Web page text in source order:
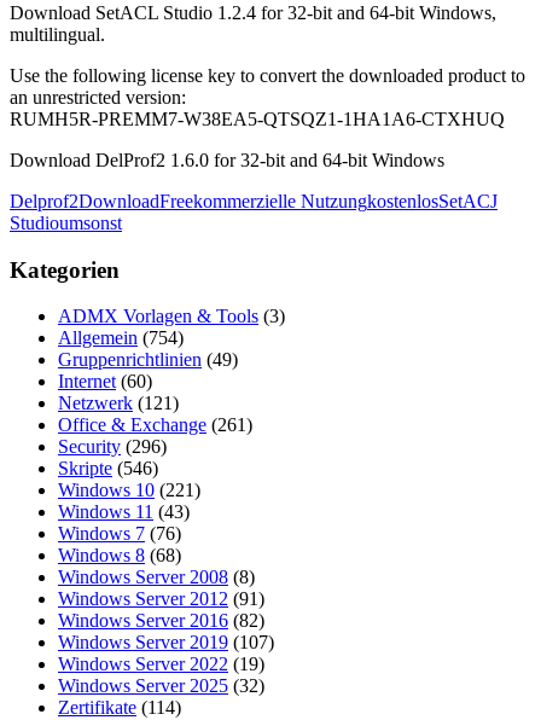
Download SetACL Studio 1.2.4 for 32-bit and 64-bit Windows,
multilingual.
Use the following license key to convert the downloaded product to
an unrestricted version:
RUMH5R-PREMM7-W38EA5-QTSQZ1-1HA1A6-CTXHUQ
Download DelProf2 1.6.0 for 32-bit and 64-bit Windows
Delprof2DownloadFreekommerzielle NutzungkostenlosSetACJ
Studioumsonst
Kategorien
ADMX Vorlagen & Tools (3)
Allgemein (754)
Gruppenrichtlinien (49)
Internet (60)
Netzwerk (121)
Office & Exchange (261)
Security (296)
Skripte (546)
Windows 10 (221)
Windows 11 (43)
Windows 7 (76)
Windows 8 (68)
Windows Server 2008 (8)
Windows Server 2012 (91)
Windows Server 2016 (82)
Windows Server 2019 (107)
Windows Server 2022 (19)
Windows Server 2025 (32)
Zertifikate (114)